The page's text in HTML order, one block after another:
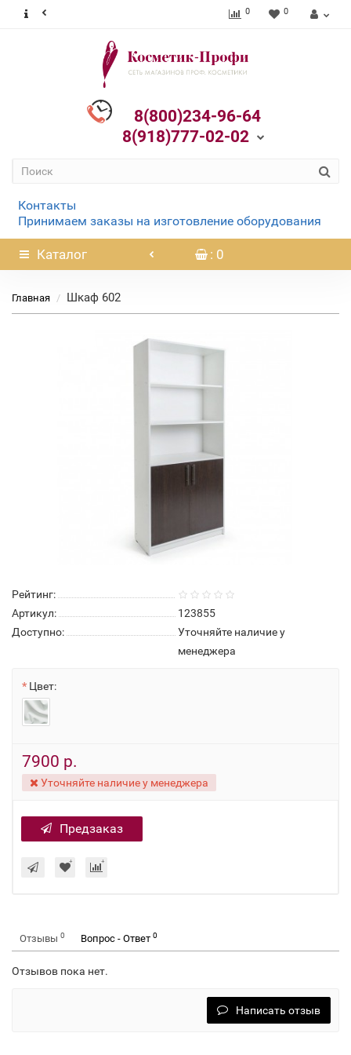
0 0
8(800)234-96-64
8(918)777-02-02
Контакты
Принимаем заказы на изготовление оборудования
Каталог : 0
Главная Шкаф 602
Рейтинг:
Артикул:
123855
Доступно:
Уточняйте наличие у
менеджера
Цвет:
7900 р.
Уточняйте наличие у менеджера
Предзаказ
Отзывы 0 Вопрос - Ответ 0
Отзывов пока нет.
Написать отзыв